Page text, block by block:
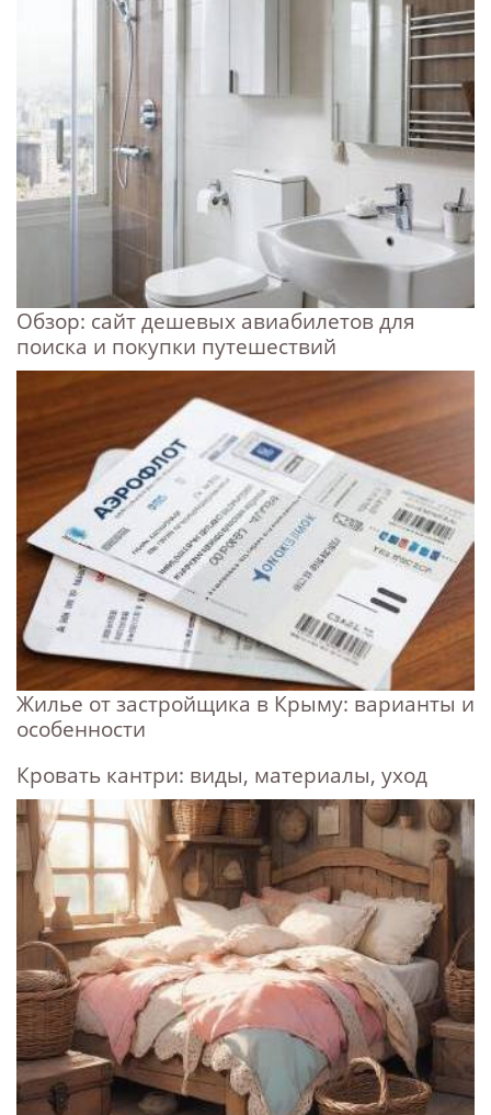
Обзор: сайт дешевых авиабилетов для
поиска и покупки путешествий
Жилье от застройщика в Крыму: варианты и
особенности
Кровать кантри: виды, материалы, уход